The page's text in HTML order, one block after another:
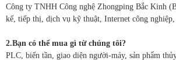
Công ty TNHH Công nghệ Zhongping Bắc Kinh
kế, tiếp thị, dịch vụ kỹ thuật, Internet công
2.Bạn có thể mua gì từ chúng tôi?
PLC, biến tần, giao diện người-máy, sản phẩm